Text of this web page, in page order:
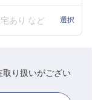
あり など 選択
取り扱いがござい